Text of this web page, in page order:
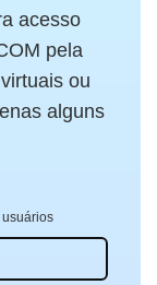
acesso
pela
ou
alguns